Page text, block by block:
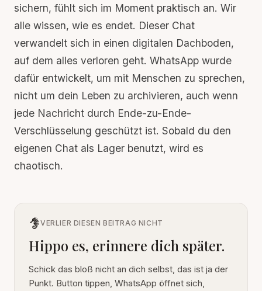
sichern, fühlt sich im Moment praktisch an. Wir
alle wissen, wie es endet. Dieser Chat
verwandelt sich in einen digitalen Dachboden,
auf dem alles verloren geht. WhatsApp wurde
dafür entwickelt, um mit Menschen zu sprechen,
nicht um dein Leben zu archivieren, auch wenn
jede Nachricht durch Ende-zu-Ende-
Verschlüsselung geschützt ist. Sobald du den
eigenen Chat als Lager benutzt, wird es
chaotisch.
VERLIER DIESEN BEITRAG NICHT
Hippo es, erinnere dich später.
Schick das bloß nicht an dich selbst, das ist ja der
Punkt. Button tippen, WhatsApp öffnet sich,